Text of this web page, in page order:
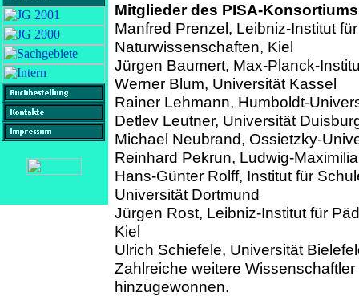
Mitglieder des PISA-
Manfred Prenzel, Leibniz-Institut
Naturwissenschaften, Kiel
Jürgen Baumert, Max-Planck-
Werner Blum, Universität Kassel
Rainer Lehmann, Humboldt-
Detlev Leutner, Universität
Michael Neubrand, Ossietzky-
Reinhard Pekrun, Ludwig-
Hans-Günter Rolff, Institut für
Universität Dortmund
Jürgen Rost, Leibniz-Institut für
Kiel
Ulrich Schiefele, Universität
Zahlreiche weitere
hinzugewonnen.